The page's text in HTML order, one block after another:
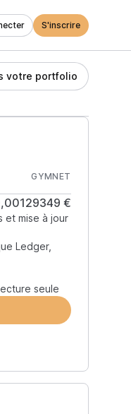
S'inscrire
votre portfolio
GYMNET
€
et mise à jour
Ledger,
seule